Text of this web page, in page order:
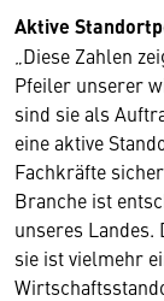
Aktive
„Diese Zahlen
Pfeiler unserer
sind sie als
eine aktive
Fachkräfte
Branche ist
unseres Landes.
sie ist vielmehr